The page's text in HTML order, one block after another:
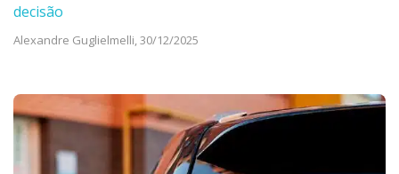
decisão
Alexandre Guglielmelli,30/12/2025